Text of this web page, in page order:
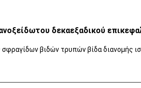
δεκαεξαδικού
βιδών τρυπών βίδα διανομής